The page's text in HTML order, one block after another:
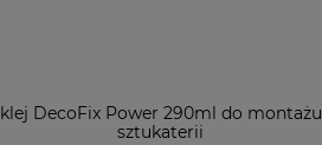
klej DecoFix Power 290ml do montażu
sztukaterii